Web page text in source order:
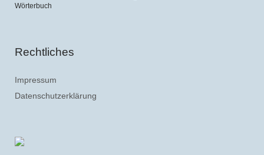
Wörterbuch
Rechtliches
Impressum
Datenschutzerklärung